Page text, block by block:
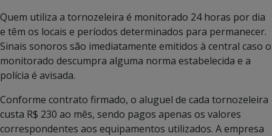
Quem utiliza a tornozeleira é monitorado 24 horas por dia
e têm os locais e períodos determinados para permanecer.
Sinais sonoros são imediatamente emitidos à central caso o
monitorado descumpra alguma norma estabelecida e a
polícia é avisada.
Conforme contrato firmado, o aluguel de cada tornozeleira
custa R$ 230 ao mês, sendo pagos apenas os valores
correspondentes aos equipamentos utilizados. A empresa